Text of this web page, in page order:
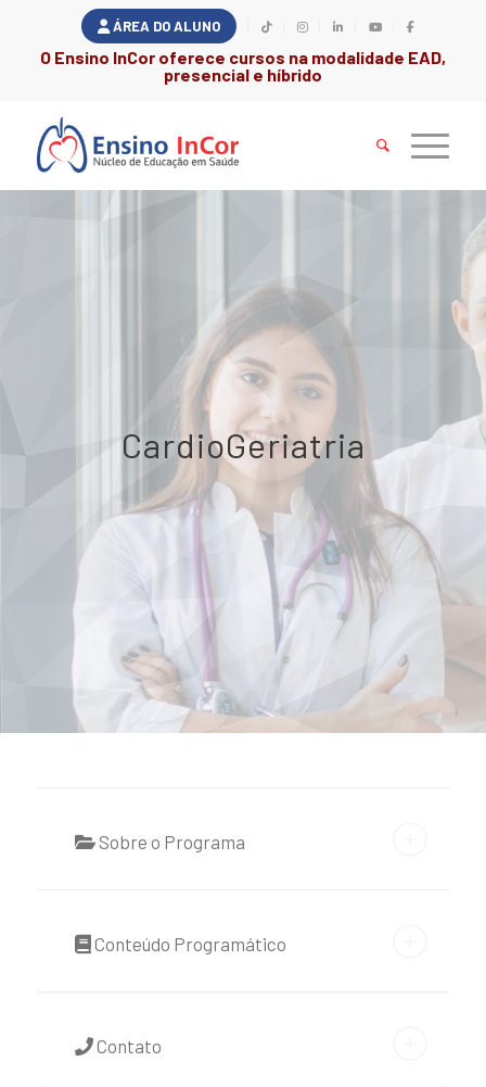
ÁREA DO ALUNO
O Ensino InCor oferece cursos na modalidade EAD,
presencial e híbrido
CardioGeriatria
Sobre o Programa
Conteúdo Programático
Contato